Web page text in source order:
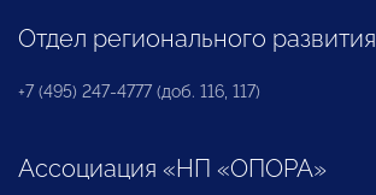
Отдел регионального развития
+7 (495) 247-4777 (доб. 116, 117)
Ассоциация «НП «ОПОРА»